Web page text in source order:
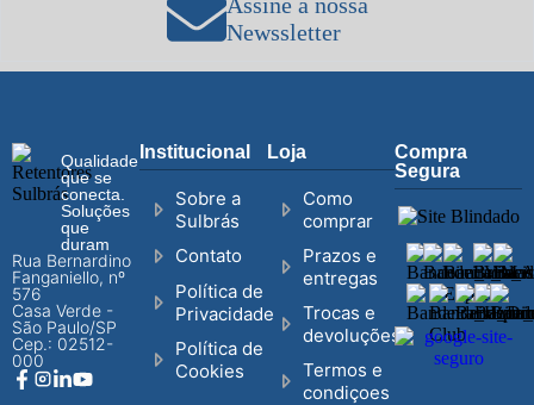
Newssletter
Qualidade
que se
conecta.
Soluções
que
duram
Rua Bernardino
Fanganiello, nº
576
Casa Verde -
São Paulo/SP
Cep.: 02512-
000
Institucional
Sobre a
Sulbrás
Contato
Política de
Privacidade
Política de
Cookies
Loja
Como
comprar
Prazos e
entregas
Trocas e
devoluções
Termos e
condiçoes
Compra
Segura